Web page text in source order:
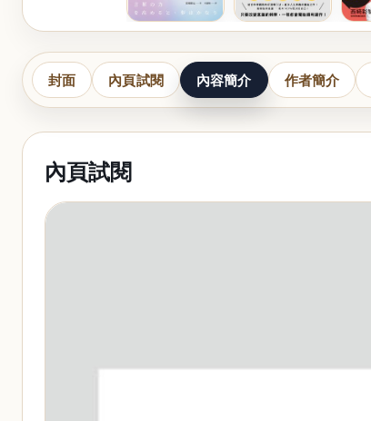
封面 內頁試閱 內容簡介 作者簡介
內頁試閱